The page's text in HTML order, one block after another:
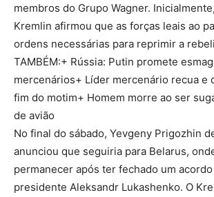
membros do Grupo Wagner.
Kremlin afirmou que as forças leais ao
ordens necessárias para reprimir a
TAMBÉM:+ Rússia: Putin promete
mercenários+ Líder mercenário recua e
fim do motim+ Homem morre ao ser
de avião
No final do sábado, Yevgeny Prigozhin
anunciou que seguiria para Belarus,
permanecer após ter fechado um
presidente Aleksandr Lukashenko. O